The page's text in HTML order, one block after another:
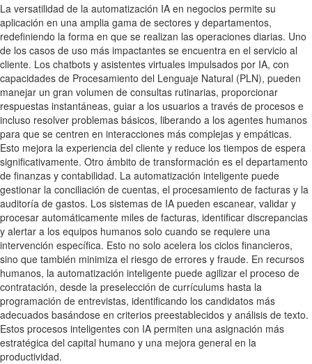
La versatilidad de la automatización IA en negocios permite su
aplicación en una amplia gama de sectores y departamentos,
redefiniendo la forma en que se realizan las operaciones diarias. Uno
de los casos de uso más impactantes se encuentra en el servicio al
cliente. Los chatbots y asistentes virtuales impulsados por IA, con
capacidades de Procesamiento del Lenguaje Natural (PLN), pueden
manejar un gran volumen de consultas rutinarias, proporcionar
respuestas instantáneas, guiar a los usuarios a través de procesos e
incluso resolver problemas básicos, liberando a los agentes humanos
para que se centren en interacciones más complejas y empáticas.
Esto mejora la experiencia del cliente y reduce los tiempos de espera
significativamente. Otro ámbito de transformación es el departamento
de finanzas y contabilidad. La automatización inteligente puede
gestionar la conciliación de cuentas, el procesamiento de facturas y la
auditoría de gastos. Los sistemas de IA pueden escanear, validar y
procesar automáticamente miles de facturas, identificar discrepancias
y alertar a los equipos humanos solo cuando se requiere una
intervención específica. Esto no solo acelera los ciclos financieros,
sino que también minimiza el riesgo de errores y fraude. En recursos
humanos, la automatización inteligente puede agilizar el proceso de
contratación, desde la preselección de currículums hasta la
programación de entrevistas, identificando los candidatos más
adecuados basándose en criterios preestablecidos y análisis de texto.
Estos procesos inteligentes con IA permiten una asignación más
estratégica del capital humano y una mejora general en la
productividad.